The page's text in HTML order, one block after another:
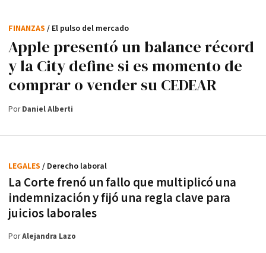
Apple presentó un balance récord
y la City define si es momento de
comprar o vender su CEDEAR
FINANZAS / El pulso del mercado
PorDaniel Alberti
La Corte frenó un fallo que multiplicó una
indemnización y fijó una regla clave para
juicios laborales
LEGALES / Derecho laboral
PorAlejandra Lazo